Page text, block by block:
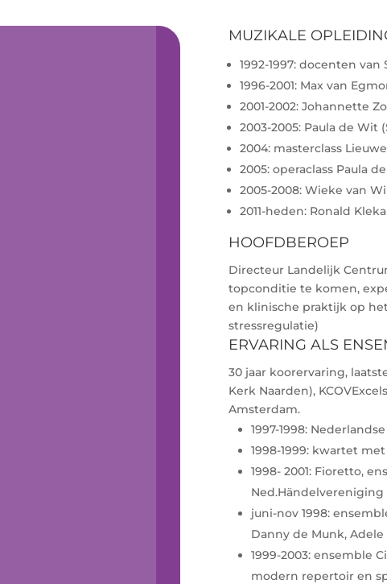
MUZIKALE
1992-1997: docenten
1996-2001: Max van
2001-2002: Johannette
2003-2005: Paula de Wit
2004: masterclass
2005: operaclass Paula
2005-2008: Wieke van
2011-heden: Ronald
HOOFDBEROEP
Directeur Landelijk
topconditie te komen,
en klinische praktijk op
stressregulatie)
ERVARING ALS
30 jaar koorervaring,
Kerk Naarden),
Amsterdam.
1997-1998:
1998-1999: kwartet
1998- 2001: Fioretto,
Ned.Händelvereniging
juni-nov 1998:
Danny de Munk,
1999-2003: ensemble
modern repertoir en